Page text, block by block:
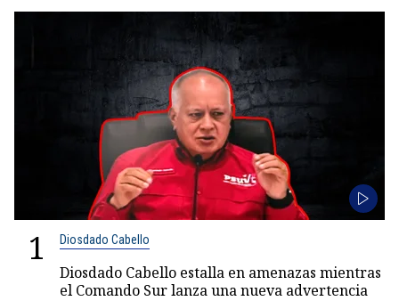
1 Diosdado Cabello
Diosdado Cabello estalla en amenazas mientras
el Comando Sur lanza una nueva advertencia